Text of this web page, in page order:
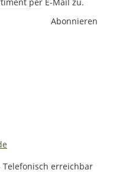
Abonnieren
Telefonisch erreichbar